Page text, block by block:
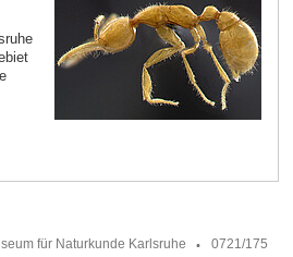
für Naturkunde Karlsruhe
0721/175